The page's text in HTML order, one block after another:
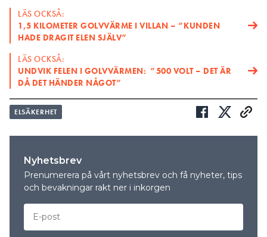
LÄS OCKSÅ:
1,5 KILOMETER GOLVVÄRME I VILLAN – ”KUNDEN
HADE DRAGIT ELEN SJÄLV”
LÄS OCKSÅ:
UNDVIK FELEN I GOLVVÄRMEN: ”500 VOLT – DET ÄR
DÅ DET HÄNDER NÅGOT”
ELSÄKERHET
Nyhetsbrev
Prenumerera på vårt nyhetsbrev och få nyheter, tips
och bevakningar rakt ner i inkorgen